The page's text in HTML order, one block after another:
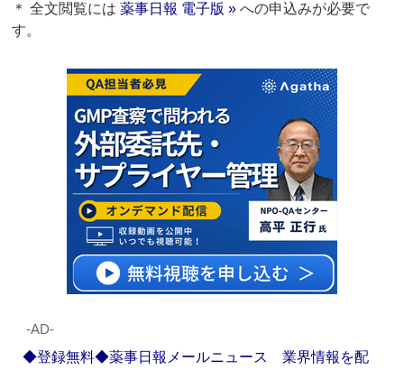
＊ 全文閲覧には薬事日報 電子版 » への申込みが必要で
す。
‐AD‐
◆登録無料◆薬事日報メールニュース 業界情報を配